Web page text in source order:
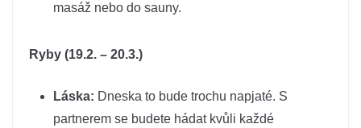
masáž nebo do sauny.
Ryby (19.2. – 20.3.)
Láska: Dneska to bude trochu napjaté. S
partnerem se budete hádat kvůli každé